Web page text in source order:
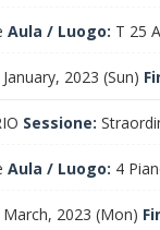
Aula / Luogo: T 25 A
2023 (Sun)
Sessione:
Aula / Luogo: 4
March, 2023 (Mon)